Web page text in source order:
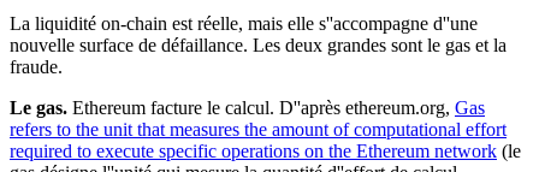
La liquidité on-chain est réelle, mais elle s''accompagne d''une
nouvelle surface de défaillance. Les deux grandes sont le gas et la
fraude.
Le gas. Ethereum facture le calcul. D''après ethereum.org, Gas
refers to the unit that measures the amount of computational effort
required to execute specific operations on the Ethereum network (le